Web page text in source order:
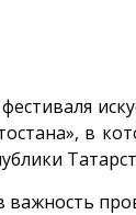
в
важность